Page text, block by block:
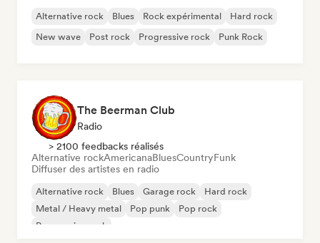
Alternative rock Blues Rock expérimental
Hard rock
New wave
Post rock Progressive rock Punk Rock
The Beerman Club
Radio
> 2100 feedbacks réalisés
Alternative rockAmericanaBluesCountryFunk
Diffuser des artistes en radio
Alternative rock Blues Garage rock
Hard rock
Metal / Heavy metal
Pop punk
Pop rock
Progressive rock